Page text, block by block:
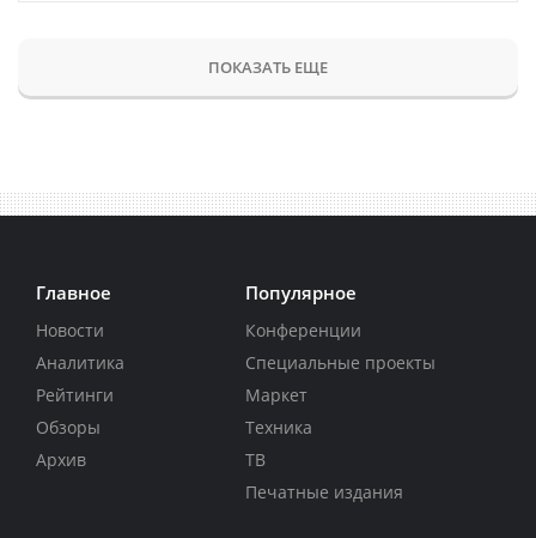
ПОКАЗАТЬ ЕЩЕ
Главное
Новости
Аналитика
Рейтинги
Обзоры
Архив
Популярное
Конференции
Специальные проекты
Маркет
Техника
ТВ
Печатные издания